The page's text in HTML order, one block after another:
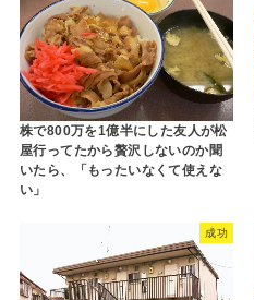
株で800万を1億半にした友人が松
屋行ってたから贅沢しないのか聞
いたら、「もったいなくて使えな
い」
成功